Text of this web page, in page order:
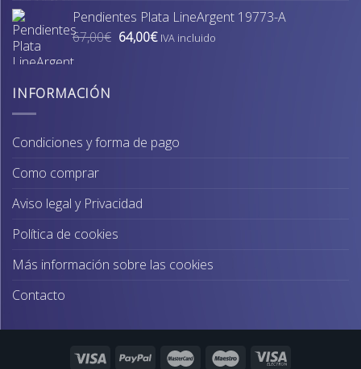
era:
74,00€.
es:
70,00€.
Pendientes Plata LineArgent 19773-A
67,00€ El
64,00€ElIVA incluido
INFORMACIÓN
Condiciones y forma de pago
Como comprar
Aviso legal y Privacidad
Política de cookies
Más información sobre las cookies
Contacto